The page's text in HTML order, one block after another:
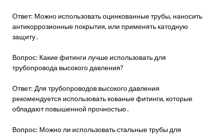
Ответ: Можно использовать оцинкованные трубы, наносить
антикоррозионные покрытия, или применять катодную
защиту․
Вопрос: Какие фитинги лучше использовать для
трубопровода высокого давления?
Ответ: Для трубопроводов высокого давления
рекомендуется использовать кованые фитинги, которые
обладают повышенной прочностью․
Вопрос: Можно ли использовать стальные трубы для